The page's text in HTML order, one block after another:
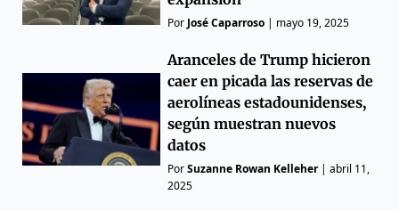
Por José Caparroso | mayo 19, 2025
Aranceles de Trump hicieron
caer en picada las reservas de
aerolíneas estadounidenses,
según muestran nuevos
datos
PorSuzanne Rowan Kelleher|abril 11,
2025